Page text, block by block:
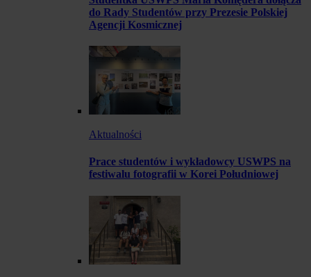
do Rady Studentów przy Prezesie Polskiej
Agencji Kosmicznej
Aktualności
Prace studentów i wykładowcy USWPS na
festiwalu fotografii w Korei Południowej